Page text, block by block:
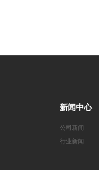
新闻中心
公司新闻
行业新闻